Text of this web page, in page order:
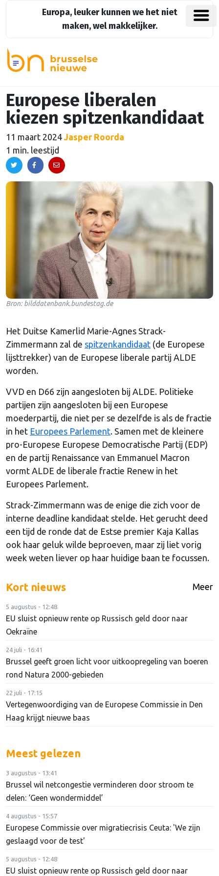
Europa, leuker kunnen we het niet
maken, wel makkelijker.
Europese liberalen
kiezen spitzenkandidaat
11 maart 2024 Jasper Roorda
1 min. leestijd
Bron: bilddatenbank.bundestag.de
Het Duitse Kamerlid Marie-Agnes Strack-
Zimmermann zal de spitzenkandidaat (de Europese
lijsttrekker) van de Europese liberale partij ALDE
worden.
VVD en D66 zijn aangesloten bij ALDE. Politieke
partijen zijn aangesloten bij een Europese
moederpartij, die niet per se dezelfde is als de fractie
in het Europees Parlement. Samen met de kleinere
pro-Europese Europese Democratische Partij (EDP)
en de partij Renaissance van Emmanuel Macron
vormt ALDE de liberale fractie Renew in het
Europees Parlement.
Strack-Zimmermann was de enige die zich voor de
interne deadline kandidaat stelde. Het gerucht deed
een tijd de ronde dat de Estse premier Kaja Kallas
ook haar geluk wilde beproeven, maar zij liet vorig
week weten liever op haar huidige baan te focussen.
Kort nieuws Meer
5 augustus - 12:48
EU sluist opnieuw rente op Russisch geld door naar
Oekraïne
24 juli - 16:41
Brussel geeft groen licht voor uitkoopregeling van boeren
rond Natura 2000-gebieden
22 juli - 17:15
Vertegenwoordiging van de Europese Commissie in Den
Haag krijgt nieuwe baas
Meest gelezen
3 augustus - 13:41
Brussel wil netcongestie verminderen door stroom te
delen: ‘Geen wondermiddel’
4 augustus - 15:57
Europese Commissie over migratiecrisis Ceuta: 'We zijn
geslaagd voor de test'
5 augustus - 12:48
EU sluist opnieuw rente op Russisch geld door naar